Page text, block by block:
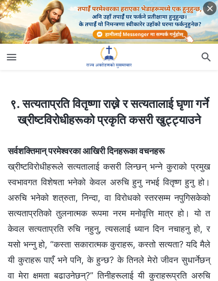
९. सत्यताप्रति वितृष्णा राख्ने र सत्यतालाई घृणा गर्ने
ख्रीष्टविरोधीहरूको प्रकृति कसरी खुट्ट्याउने
सर्वशक्तिमान् परमेश्‍वरका आखिरी दिनहरूका वचनहरू
ख्रीष्टविरोधीहरूले सत्यतालाई कसरी लिन्छन् भन्ने कुराको प्रमुख
स्वभावगत विशेषता भनेको केवल अरुचि हुनु नभई वितृष्ण हुनु हो।
अरुचि भनेको शत्रुता, निन्दा, वा विरोधको स्तरसम्म नपुगिसकेको
सत्यताप्रतिको तुलनात्मक रूपमा नरम मनोवृत्ति मात्र हो। यो त
केवल सत्यताप्रति रुचि नहुनु, त्यसलाई ध्यान दिन नचाहनु हो, र
यसो भन्नु हो, “कस्ता सकारात्मक कुराहरू, कस्तो सत्यता? यदि मैले
यी कुराहरू पाएँ भने पनि, के हुन्छ? के तिनले मेरो जीवन सुधार्नेछन्
वा मेरा क्षमता बढाउनेछन्?” तिनीहरूलाई यी कुराहरूप्रति अरुचि